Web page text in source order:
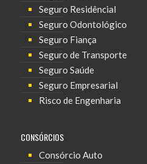
Seguro Residêncial
Seguro Odontológico
Seguro Fiança
Seguro de Transporte
Seguro Saúde
Seguro Empresarial
Risco de Engenharia
CONSÓRCIOS
Consórcio Auto